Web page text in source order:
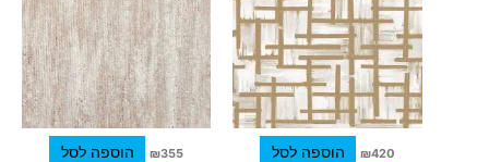
₪420
הוספה לסל
₪355
הוספה לסל